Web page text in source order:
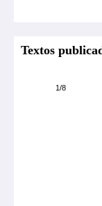
Textos
1/8